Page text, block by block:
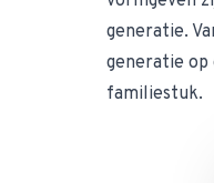
generatie.
generatie
familiestuk.